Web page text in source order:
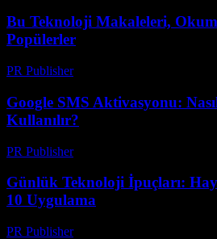
Bu Teknoloji Makaleleri,
Popülerler
PR Publisher-
Google SMS Aktivasyonu:
Kullanılır?
PR Publisher-
Günlük Teknoloji İpuçları:
10 Uygulama
PR Publisher-